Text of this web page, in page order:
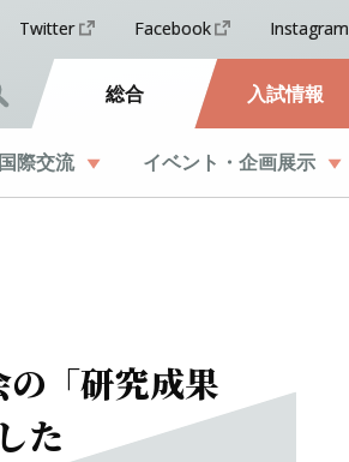
Twitter Facebook Instagram
総合 入試情報
国際交流 イベント ・企画展示
の 「研究成果
た